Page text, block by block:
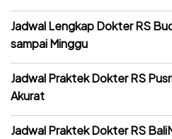
Jadwal Lengkap Dokter RS
sampai Minggu
Jadwal Praktek Dokter RS
Akurat
Jadwal Praktek Dokter RS